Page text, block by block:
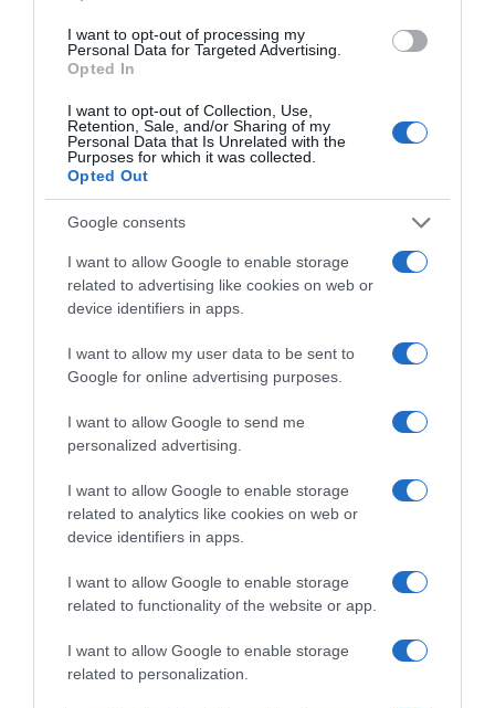
I want to opt-out of processing my
Personal Data for Targeted Advertising.
Opted In
I want to opt-out of Collection, Use,
Retention, Sale, and/or Sharing of my
Personal Data that Is Unrelated with the
Purposes for which it was collected.
Opted Out
Google consents
I want to allow Google to enable storage
related to advertising like cookies on web or
device identifiers in apps.
I want to allow my user data to be sent to
Google for online advertising purposes.
I want to allow Google to send me
personalized advertising.
I want to allow Google to enable storage
related to analytics like cookies on web or
device identifiers in apps.
I want to allow Google to enable storage
related to functionality of the website or app.
I want to allow Google to enable storage
related to personalization.
μεταναστευτικό – Μήνυμα Μητσοτάκη για την
παράνομη μετανάστευση
Δικαιωμένος δηλώνει ο Έλληνας πρωθυπουργός
21.03.2025 - 09:35